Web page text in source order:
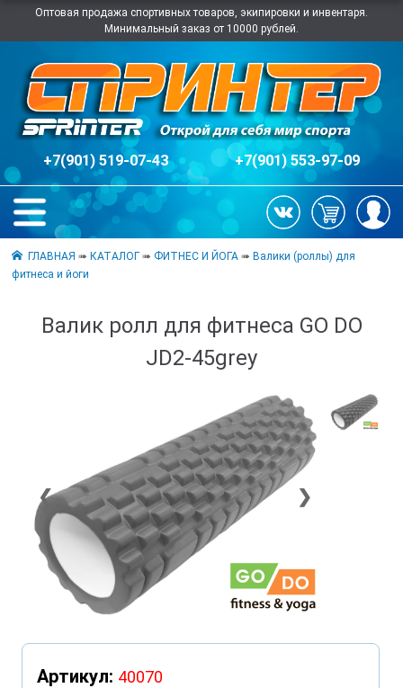
Оптовая продажа спортивных товаров, экипировки и инвентаря.
Минимальный заказ от 10000 рублей.
+7(901) 519-07-43 +7(901) 553-97-09
ГЛАВНАЯ ➠КАТАЛОГ ➠ ФИТНЕС И ЙОГА ➠Валики (роллы) для
фитнеса и йоги
Валик ролл для фитнеса GO DO
JD2-45grey
❮ ❯
Артикул: 40070